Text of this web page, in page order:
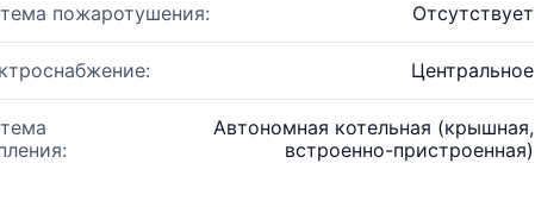
пожаротушения: Отсутствует
Центральное
Автономная котельная (крышная,
встроенно-пристроенная)